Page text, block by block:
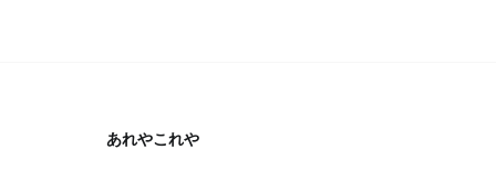
あれやこれや